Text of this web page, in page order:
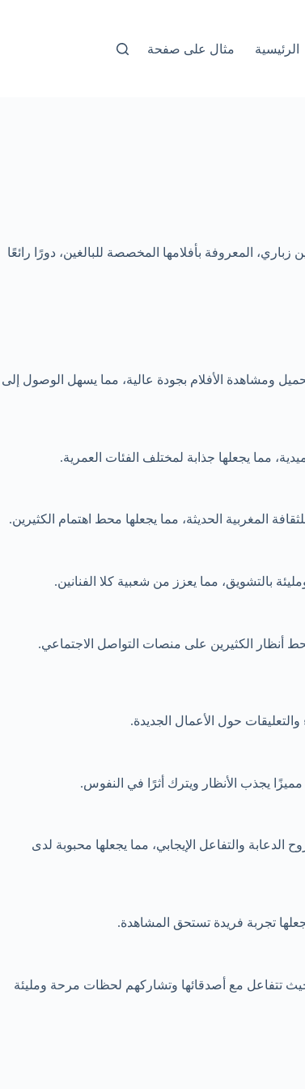
الرئيسية مثال على صفحة
المعروفة بأفلامها المخصصة للبالغين، دورًا رائعًا
ومشاهدة الأفلام بجودة عالية، مما يسهل الوصول إلى
مما يجعلها جذابة لمختلف الفئات العمرية.
المغربية الحديثة، مما يجعلها محط اهتمام الكثيرين.
بالتشويق، مما يعزز من شعبية كلا الفنانين.
أنظار الكثيرين على منصات التواصل الاجتماعي.
حول الأعمال الجديدة.
يجذب الأنظار ويترك أثرًا في النفوس.
والتفاعل الإيجابي، مما يجعلها محبوبة لدى
تجربة فريدة تستحق المشاهدة.
حيث تتفاعل مع أصدقائها وتشاركهم لحظات مرحة ومليئة